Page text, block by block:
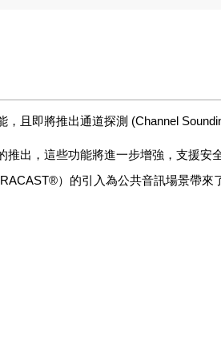
，且即將推出通道探測 (Channel
推出，這些功能將進一步增強，支援安
）的引入為公共音訊場景帶來